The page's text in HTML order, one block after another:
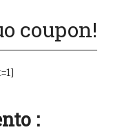
coupon!
: